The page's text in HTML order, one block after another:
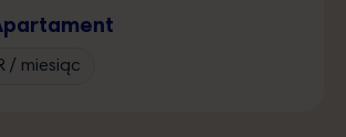
/ miesiąc